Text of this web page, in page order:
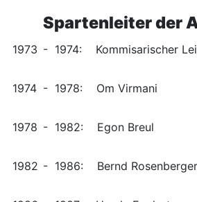
Spartenleiter der
1973 - 1974: Kommisarischer
1974 - 1978: Om Virmani
1978 - 1982: Egon Breul
1982 - 1986: Bernd Rosenberger